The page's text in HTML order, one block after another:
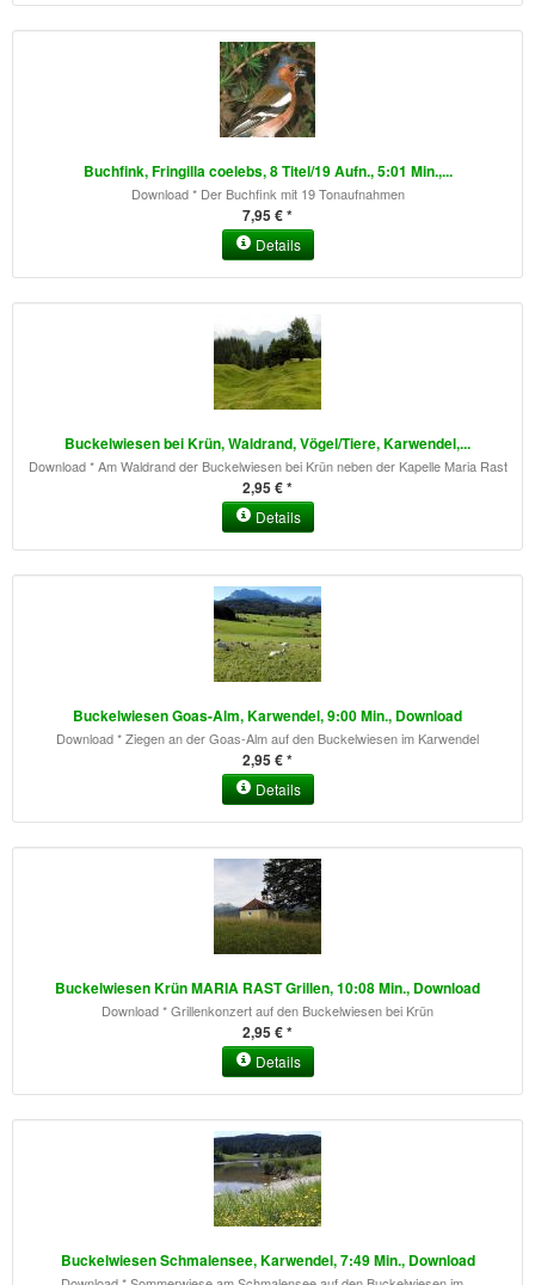
Buchfink, Fringilla coelebs, 8 Titel/19 Aufn., 5:01 Min.,...
Download * Der Buchfink mit 19 Tonaufnahmen
7,95 € *
Details
Buckelwiesen bei Krün, Waldrand, Vögel/Tiere, Karwendel,...
Download * Am Waldrand der Buckelwiesen bei Krün neben der Kapelle Maria Rast
2,95 € *
Details
Buckelwiesen Goas-Alm, Karwendel, 9:00 Min., Download
Download * Ziegen an der Goas-Alm auf den Buckelwiesen im Karwendel
2,95 € *
Details
Buckelwiesen Krün MARIA RAST Grillen, 10:08 Min., Download
Download * Grillenkonzert auf den Buckelwiesen bei Krün
2,95 € *
Details
Buckelwiesen Schmalensee, Karwendel, 7:49 Min., Download